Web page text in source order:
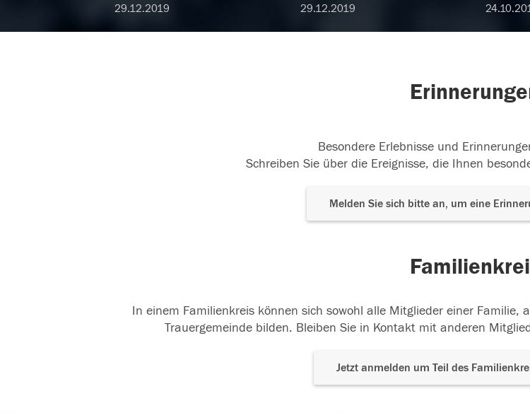
29.12.2019 29.12.2019
Besondere Erlebnisse und
Schreiben Sie über die Ereignisse, die Ihnen
Melden Sie sich bitte an, um eine
In einem Familienkreis können sich sowohl alle Mitglieder einer
Trauergemeinde bilden. Bleiben Sie in Kontakt mit anderen
Jetzt anmelden um Teil des